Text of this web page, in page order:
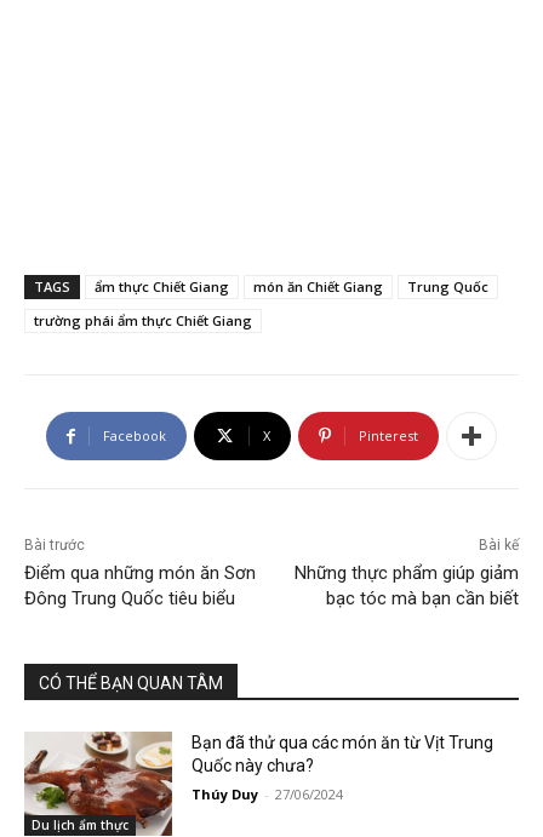
TAGS ẩm thực Chiết Giang món ăn Chiết Giang
Trung Quốc
trường phái ẩm thực Chiết Giang
Facebook X Pinterest
Bài trước
Điểm qua những món ăn Sơn
Đông Trung Quốc tiêu biểu
Bài kế
Những thực phẩm giúp giảm
bạc tóc mà bạn cần biết
CÓ THỂ BẠN QUAN TÂM
Du lịch ẩm thực
Bạn đã thử qua các món ăn từ Vịt Trung
Quốc này chưa?
Thúy Duy - 27/06/2024